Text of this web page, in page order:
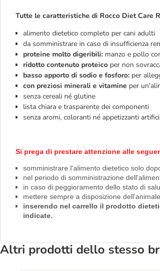
Tutte le caratteristiche di Rocco Diet Care
alimento dietetico completo per cani adulti
da somministrare in caso di insufficienza
proteine molto digeribili: manzo e pollo
ridotto contenuto proteico per non
basso apporto di sodio e fosforo: per
con preziosi minerali e vitamine per
senza cereali né glutine
lista chiara e trasparente dei componenti
senza aromi, coloranti né appetizzanti
Si prega di prestare attenzione alle
somministrare l'alimento dietetico solo
nel periodo di somministrazione
in caso di peggioramento dello stato di
mettere sempre a disposizione
inserendo nel carrello il prodotto
indicate.
Altri prodotti dello stesso